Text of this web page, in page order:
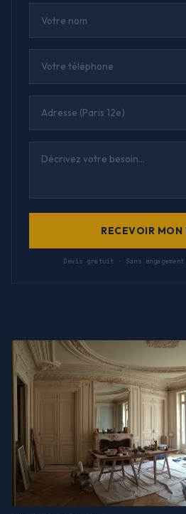
RECEVOIR MON
Devis gratuit · Sans engagement